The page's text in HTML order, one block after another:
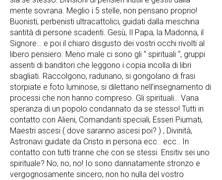
mente sovrana. Meglio i 5 stelle, non pensano proprio!
Buonisti, perbenisti ultracattolici, guidati dalla meschina
santità di persone scadenti. Gesù, Il Papa, la Madonna, il
Signore… e poi il chiaro disgusto dei vostri occhi rivolti al
libero pensiero. Meno male ci sono gli “ spirituali “, gruppi
assenti di banditori che leggono i copia incolla di libri
sbagliati. Raccolgono, radunano, si gongolano di frasi
storpiate e foto luminose, si dilettano nell’insegnamento di
processi che non hanno compreso. Gli spirituali… Vana
speranza di un popolo condannato da se stesso! Tutti in
contatto con Alieni, Comandanti speciali, Esseri Piumati,
Maestri ascesi ( dove saranno ascesi poi? ) , Divinità,
Astronavi guidate da Cristo in persona ecc.. ecc.. In
contatto con tutti tranne che con se stessi. Ensitiv sei uno
spirituale? No, no, no! Io sono dannatamente stronzo e
vergognosamente sincero, non ho nulla del vostro